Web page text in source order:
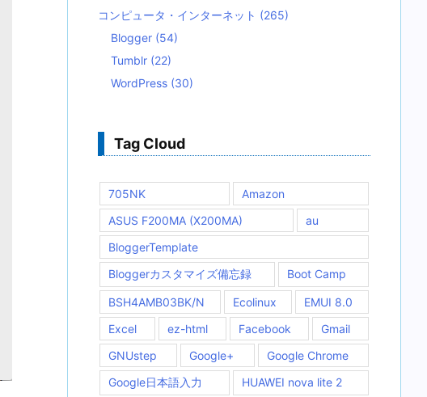
コンピュータ・インターネット (265)
Blogger (54)
Tumblr (22)
WordPress (30)
Tag Cloud
705NK
Amazon
ASUS F200MA (X200MA)
au
BloggerTemplate
Bloggerカスタマイズ備忘録
Boot Camp
BSH4AMB03BK/N Ecolinux
EMUI 8.0
Excel
ez-html Facebook
Gmail
GNUstep
Google+
Google Chrome
Google日本語入力
HUAWEI nova lite 2